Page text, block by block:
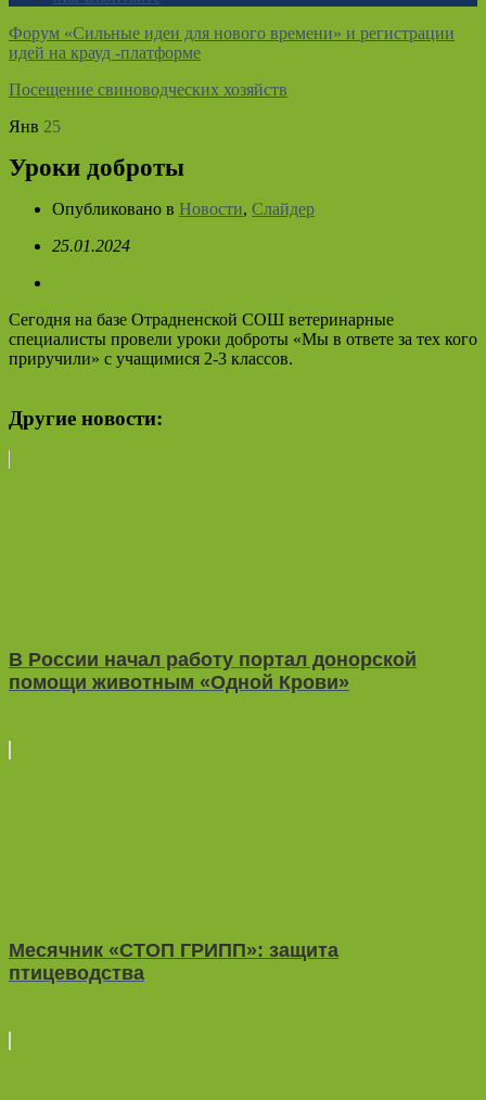
Форум «Сильные идеи для нового времени» и регистрации
идей на крауд -платформе
Посещение свиноводческих хозяйств
Янв 25
Уроки доброты
Опубликовано в Новости, Слайдер
25.01.2024
Сегодня на базе Отрадненской СОШ ветеринарные
специалисты провели уроки доброты «Мы в ответе за тех кого
приручили» с учащимися 2-3 классов.
Другие новости:
В России начал работу портал донорской
помощи животным «Одной Крови»
Месячник «СТОП ГРИПП»: защита
птицеводства